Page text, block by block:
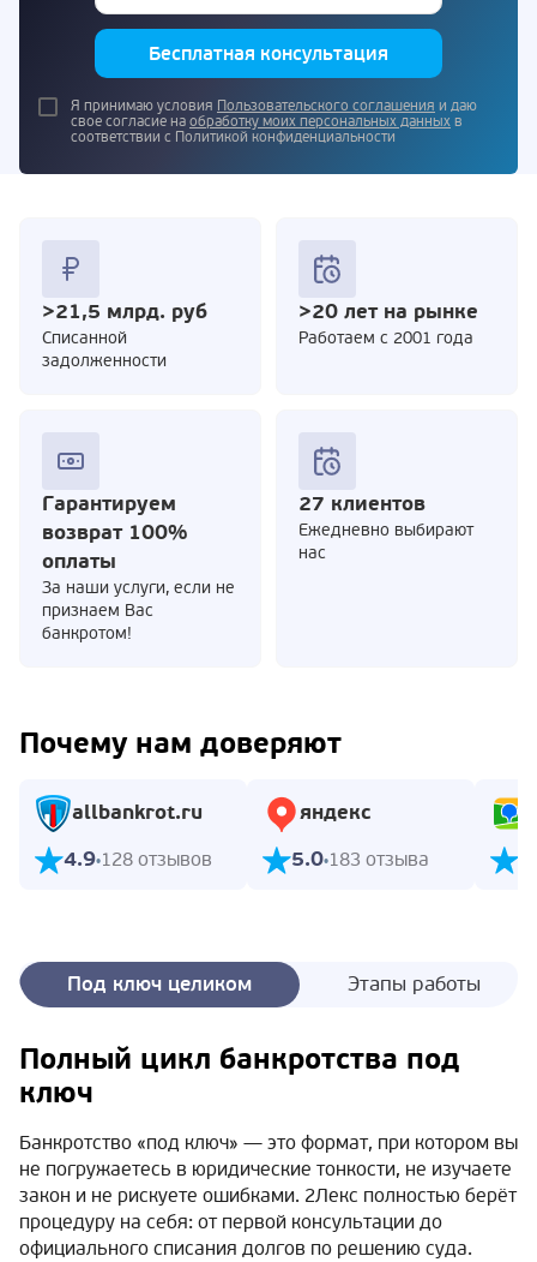
Бесплатная консультация
Я принимаю условия Пользовательского соглашения и даю
свое согласие на обработку моих персональных данных в
соответствии с Политикой конфиденциальности
>21,5 млрд. руб
Cписанной
задолженности
>20 лет на рынке
Работаем с 2001 года
Гарантируем
возврат 100%
оплаты
За наши услуги, если не
признаем Вас
банкротом!
27 клиентов
Ежедневно выбирают
нас
Почему нам доверяют
allbankrot.ru
4.9 128 отзывов
яндекс
5.0 183 отзыва
Под ключ целиком Этапы работы
Полный цикл банкротства под
ключ
Банкротство «под ключ» — это формат, при котором вы
не погружаетесь в юридические тонкости, не изучаете
закон и не рискуете ошибками. 2Лекс полностью берёт
процедуру на себя: от первой консультации до
официального списания долгов по решению суда.